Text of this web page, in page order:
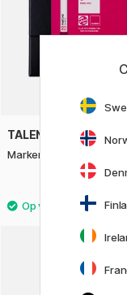
TALENS | PANTONE
Marker 9-set Cool Red